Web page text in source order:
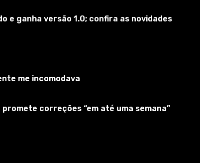
de exterior e
Painel animado,
Óptica fixa
Adicionado...
resolução de 1 m.O mapa é
e ganha versão 1.0; confira as novidades
me incomodava
correções “em até uma semana”